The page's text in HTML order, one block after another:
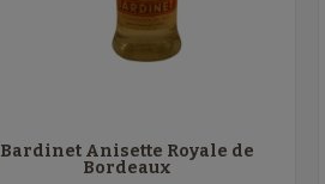
Bardinet Anisette Royale de
Bordeaux